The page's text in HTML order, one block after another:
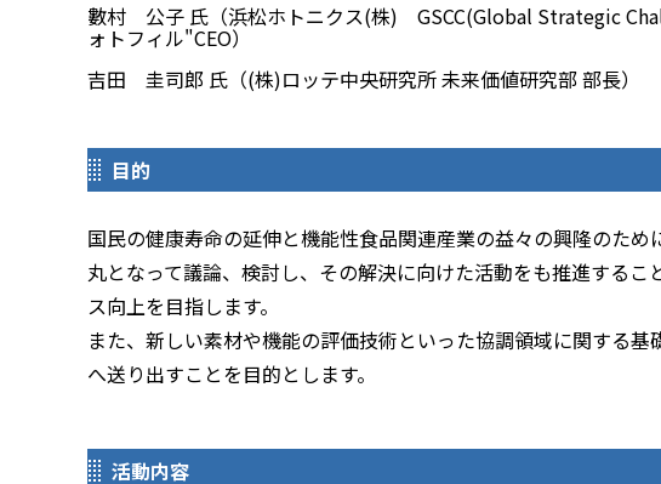
數村 公子 氏（浜松ホトニクス(株) GSCC(Global Strategic
ォトフィル"CEO）
吉田 圭司郎 氏（(株)ロッテ中央研究所 未来価値研究部 部長）
目的
国民の健康寿命の延伸と機能性食品関連産業の益々の興隆のた
丸となって議論、検討し、その解決に向けた活動をも推進する
ス向上を目指します。
また、新しい素材や機能の評価技術といった協調領域に関する
へ送り出すことを目的とします。
活動内容